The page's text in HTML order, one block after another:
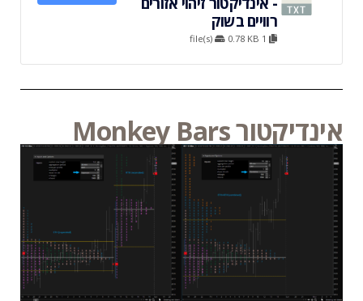
רוויים בשוק
0.78 KB
אינדיקטור Monkey Bars